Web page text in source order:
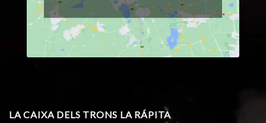
LA CAIXA DELS TRONS LA RÁPITA